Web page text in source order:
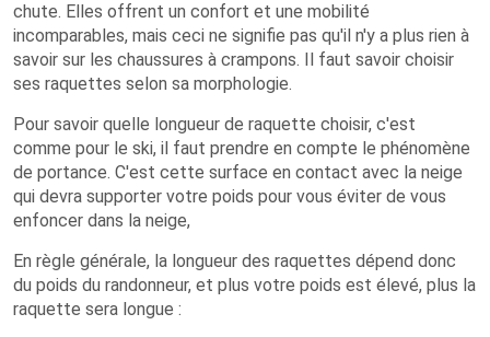
chute. Elles offrent un confort et une mobilité
incomparables, mais ceci ne signifie pas qu'il n'y a plus rien à
savoir sur les chaussures à crampons. Il faut savoir choisir
ses raquettes selon sa morphologie.
Pour savoir quelle longueur de raquette choisir, c'est
comme pour le ski, il faut prendre en compte le phénomène
de portance. C'est cette surface en contact avec la neige
qui devra supporter votre poids pour vous éviter de vous
enfoncer dans la neige,
En règle générale, la longueur des raquettes dépend donc
du poids du randonneur, et plus votre poids est élevé, plus la
raquette sera longue :